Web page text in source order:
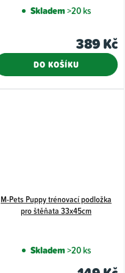
je
5,0
Skladem>20 ks
389 Kč
DO KOŠÍKU
M-Pets Puppy trénovací podložka
pro štěňata 33x45cm
Skladem>20 ks